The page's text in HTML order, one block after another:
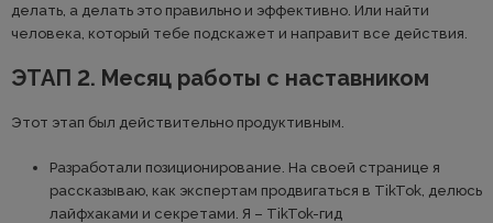
делать, а делать это правильно и эффективно. Или найти
человека, который тебе подскажет и направит все действия.
ЭТАП 2. Месяц работы с наставником
Этот этап был действительно продуктивным.
Разработали позиционирование. На своей странице я
рассказываю, как экспертам продвигаться в TikTok, делюсь
лайфхаками и секретами. Я – TikTok-гид